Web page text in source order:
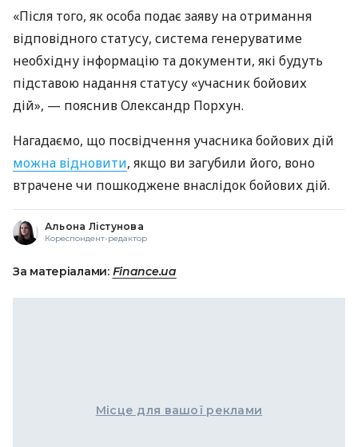
«Після того, як особа подає заяву на отримання
відповідного статусу, система генеруватиме
необхідну інформацію та документи, які будуть
підставою надання статусу «учасник бойових
дій», — пояснив Олександр Порхун.
Нагадаємо, що посвідчення учасника бойових дій
можна відновити, якщо ви загубили його, воно
втрачене чи пошкоджене внаслідок бойових дій.
Альона Лістунова
Кореспондент-редактор
За матеріалами: Finance.ua
Місце для вашої реклами